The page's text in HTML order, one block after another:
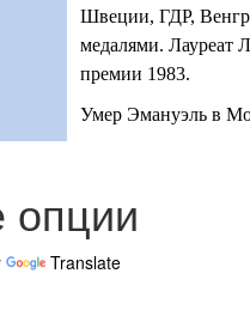
Швеции, ГДР,
медалями. Лауреат
премии 1983.
Умер Эмануэль в
опции
Translate